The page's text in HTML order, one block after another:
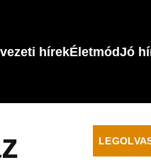
hírekÉletmódJó